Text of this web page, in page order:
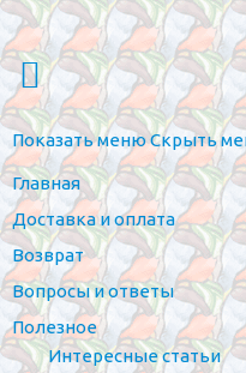
Показать менюСкрыть
Главная
Доставка и оплата
Возврат
Вопросы и ответы
Полезное
Интересные статьи